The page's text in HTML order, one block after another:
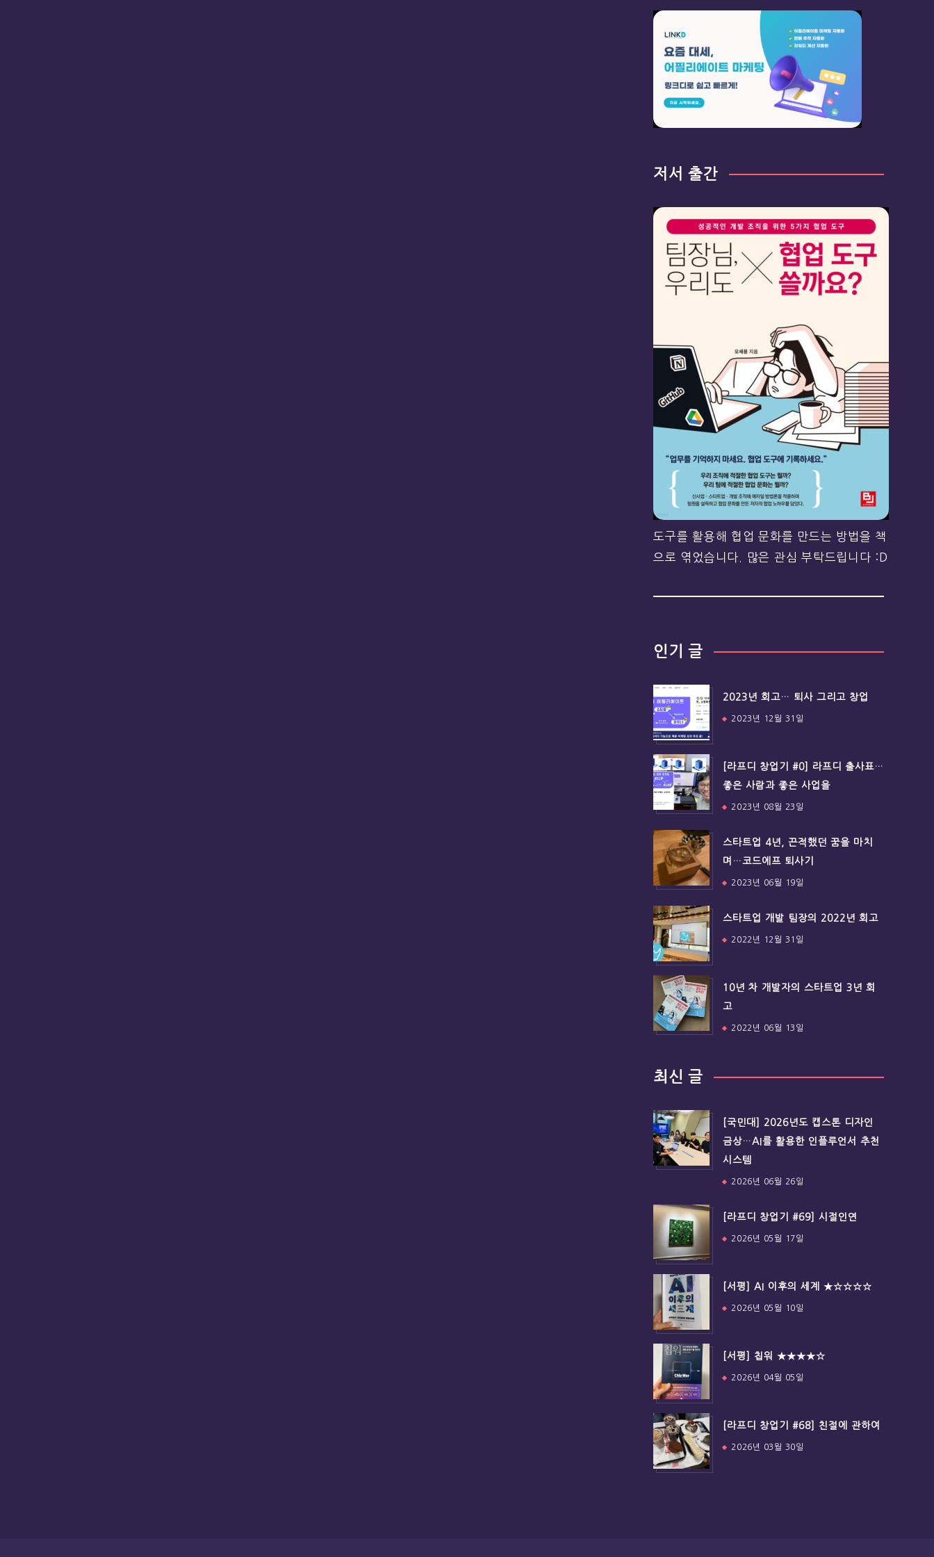
저서 출간
도구를 활용해 협업 문화를 만드는 방법을 책
으로 엮었습니다. 많은 관심 부탁드립니다 :D
인기 글
2023년 회고… 퇴사 그리고 창업
2023년 12월 31일
[라프디 창업기 #0] 라프디 출사표…
좋은 사람과 좋은 사업을
2023년 08월 23일
스타트업 4년, 끈적했던 꿈을 마치
며…코드에프 퇴사기
2023년 06월 19일
스타트업 개발 팀장의 2022년 회고
2022년 12월 31일
10년 차 개발자의 스타트업 3년 회
고
2022년 06월 13일
최신 글
[국민대] 2026년도 캡스톤 디자인
금상…AI를 활용한 인플루언서 추천
시스템
2026년 06월 26일
[라프디 창업기 #69] 시절인연
2026년 05월 17일
[서평] AI 이후의 세계 ★☆☆☆☆
2026년 05월 10일
[서평] 칩워 ★★★★☆
2026년 04월 05일
[라프디 창업기 #68] 친절에 관하여
2026년 03월 30일